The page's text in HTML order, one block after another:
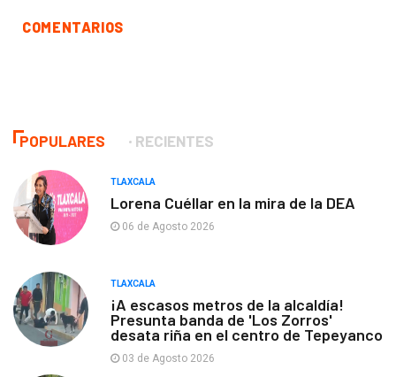
COMENTARIOS
POPULARES RECIENTES
TLAXCALA
Lorena Cuéllar en la mira de la DEA
06 de Agosto 2026
TLAXCALA
¡A escasos metros de la alcaldía!
Presunta banda de 'Los Zorros'
desata riña en el centro de Tepeyanco
03 de Agosto 2026